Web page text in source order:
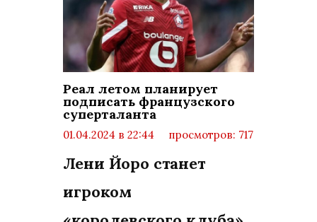
Реал летом планирует
подписать французского
суперталанта
01.04.2024 в 22:44
просмотров: 717
Лени Йоро станет
игроком